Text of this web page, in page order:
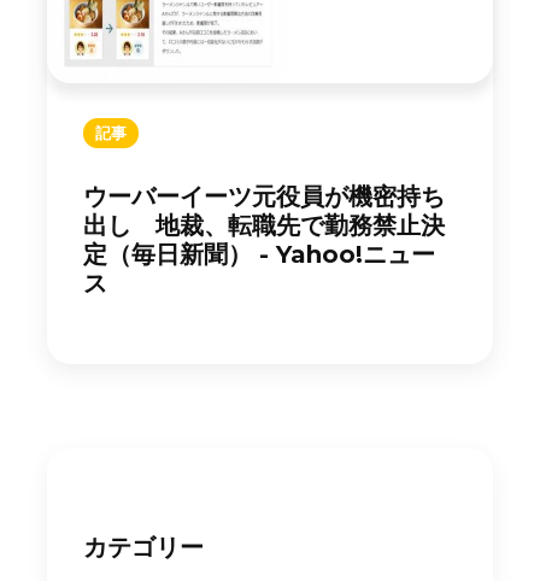
記事
ウーバーイーツ元役員が機密持ち
出し 地裁、転職先で勤務禁止決
定（毎日新聞） - Yahoo!ニュー
ス
カテゴリー